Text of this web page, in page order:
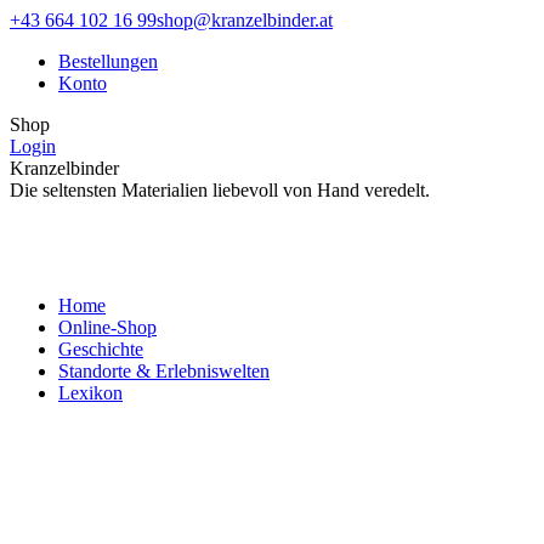
Zum
springen
Facebook
opens
window
Instagram
opens
window
+43 664 102 16 99shop@kranzelbinder.at
Bestellungen
Konto
Shop
Login
Kranzelbinder
Die seltensten Materialien liebevoll von Hand veredelt.
Home
Online-Shop
Geschichte
Standorte & Erlebniswelten
Lexikon